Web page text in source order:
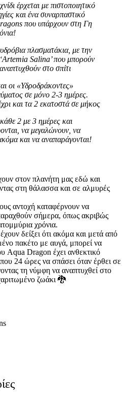
έρχεται με πιστοποιητικό
και ένα συναρπαστικό
που υπάρχουν στη Γη
πλασματάκια, με την
Salina’ που μπορούν
στο σπίτι
οι «Υδροδράκοντες»
σε μόνο 2-3 ημέρες.
και τα 2 εκατοστά σε μήκος
2 με 3 ημέρες και
να μεγαλώνουν, να
και να αναπαράγονται!
στον πλανήτη μας εδώ και
στη θάλασσα και σε αλμυρές
αντοχή καταφέρνουν να
σήμερα, όπως ακριβώς
χρόνια.
δείξει ότι ακόμα και μετά από
πακέτο με αυγά, μπορεί να
Aqua Dragon έχει ανθεκτικό
24 ώρες να σπάσει όταν έρθει σε
τη νύμφη να αναπτυχθεί στο
ζωάκι 🐉